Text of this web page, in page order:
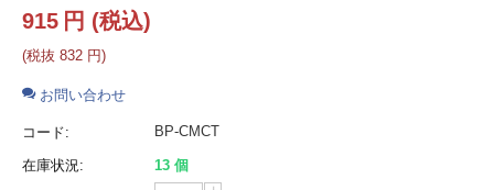
915 円 (税込)
(税抜 832 円)
お問い合わせ
コード: BP-CMCT
在庫状況:
13 個